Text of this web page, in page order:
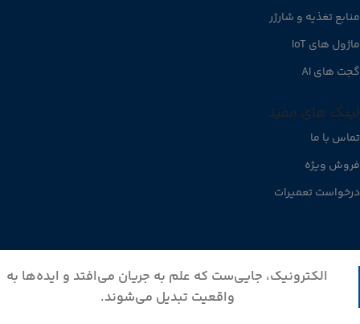
منابع تغذیه و شارژر
ماژول های IoT
گجت های AI
لینک های مفید
تماس با ما
فروش ویژه
درخواست تعمیرات
الکترونیک، جایی‌ست که علم به جریان می‌افتد و ایده‌ها به
واقعیت تبدیل می‌شوند.